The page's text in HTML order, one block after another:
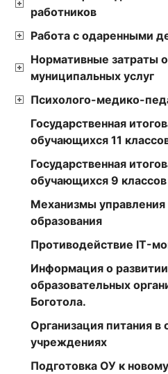
работников
Работа с одаренными
Нормативные затраты
муниципальных услуг
Психолого-медико-
Государственная
обучающихся 11
Государственная
обучающихся 9 классов
Механизмы управления
образования
Противодействие IT-
Информация о
образовательных
Боготола.
Организация питания в
учреждениях
Подготовка ОУ к